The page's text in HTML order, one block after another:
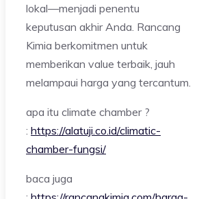
lokal—menjadi penentu
keputusan akhir Anda. Rancang
Kimia berkomitmen untuk
memberikan value terbaik, jauh
melampaui harga yang tercantum.
apa itu climate chamber ?
: https://alatuji.co.id/climatic-
chamber-fungsi/
baca juga